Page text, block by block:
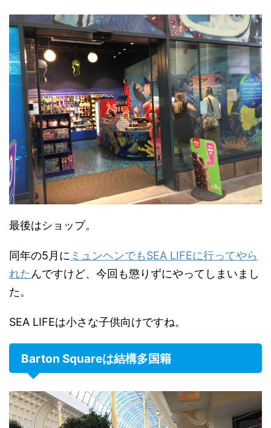
最後はショップ。
同年の5月に ミュンヘンでもSEA LIFEに行ってやら
れたんですけど、今回も懲りずにやってしまいまし
た。
SEA LIFEは小さな子供向けですね。
Barton Squareは結構多国籍